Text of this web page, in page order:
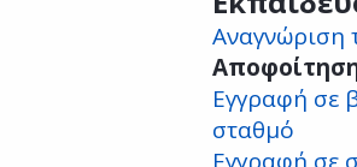
Αναγνώριση
Εγγραφή σε
σταθμό